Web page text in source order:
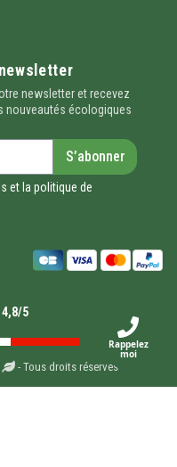
newsletter et recevez
nouveautés écologiques
S’abonner
et la politique de
4,8/5
- Tous droits réservés
Rappelez
moi